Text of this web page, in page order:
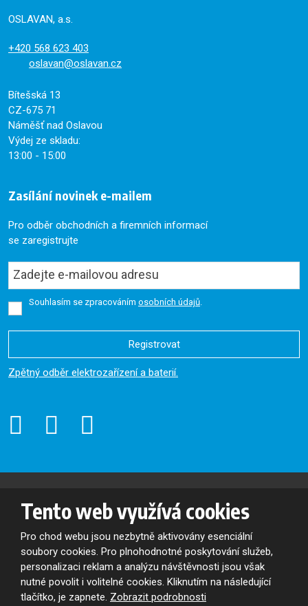
OSLAVAN, a.s.
+420 568 623 403
oslavan@oslavan.cz
Bítešská 13
CZ-675 71
Náměšť nad Oslavou
Výdej ze skladu:
13:00 - 15:00
Zasílání novinek e-mailem
Pro odběr obchodních a firemních informací
se zaregistrujte
Souhlasím se zpracováním osobních údajů.
Registrovat
Formulář
odeslat.
Zpětný odběr elektrozařízení a baterií.
Mapa stránek
|Podmínky použití
VYROBILA
Tento web je chráněn pomocí Google ReCAPTCHA a platí pro něj
zásady ochrany osobních údajů a smluvní podmínky
Tento web využívá cookies
Pro chod webu jsou nezbytně aktivovány esenciální
soubory cookies. Pro plnohodnotné poskytování služeb,
personalizaci reklam a analýzu návštěvnosti jsou však
nutné povolit i volitelné cookies. Kliknutím na následující
tlačítko, je zapnete. Zobrazit podrobnosti